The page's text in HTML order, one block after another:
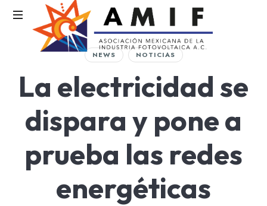
AMIF
de
Industria
Fotovoltaica
NEWS NOTICIAS
La electricidad se
dispara y pone a
prueba las redes
energéticas